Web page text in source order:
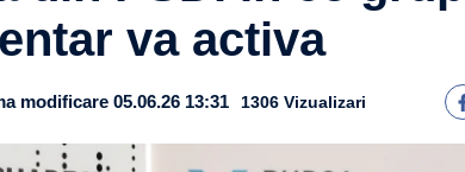
va activa
modificare 05.06.26 13:31 1306 Vizualizari